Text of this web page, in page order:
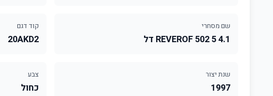
שם מסחרי
4.1 REVEROF 502 5 דל
קוד דגם
20AKD2
שנת יצור
1997
צבע
כחול